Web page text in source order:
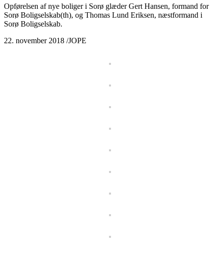
Opførelsen af nye boliger i Sorø glæder Gert Hansen, formand for
Sorø Boligselskab(th), og Thomas Lund Eriksen, næstformand i
Sorø Boligselskab.
22. november 2018 /JOPE